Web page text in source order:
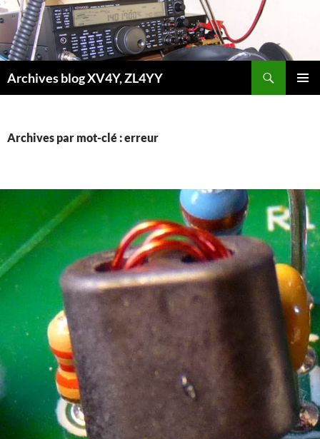
Aller
au
contenu
Archives blog XV4Y, ZL4YY
Archives par mot-clé : erreur